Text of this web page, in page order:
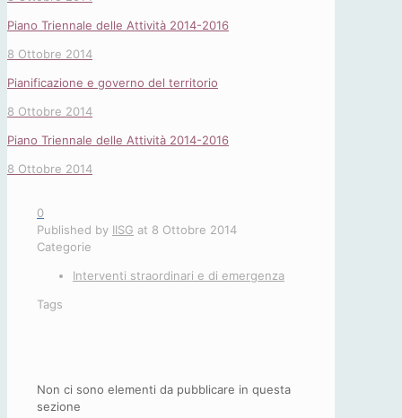
Piano Triennale delle Attività 2014-2016
8 Ottobre 2014
Pianificazione e governo del territorio
8 Ottobre 2014
Piano Triennale delle Attività 2014-2016
8 Ottobre 2014
0
Published by IISG at 8 Ottobre 2014
Categorie
Interventi straordinari e di emergenza
Tags
Non ci sono elementi da pubblicare in questa
sezione